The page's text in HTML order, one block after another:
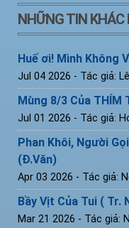
NHỮNG TIN
Huế ơi! Mình Không
Jul 04 2026 - Tác giả:
Mùng 8/3 Của THÍM
Jul 01 2026 - Tác giả:
Phan Khôi, Người
(Đ.Văn)
Apr 03 2026 - Tác giả:
Bầy Vịt Của Tui ( Tr.
Mar 21 2026 - Tác giả: